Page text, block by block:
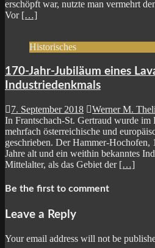
erschöpft war, nutzte man vermehrt
Vor […]
Historisches
170-Jahr-Jubiläum eines
Industriedenkmals
7. September 2018
Werner M.
In Frantschach-St. Gertraud wurde im
mehrfach österreichische und
geschrieben. Der Hammer-Hochofen,
Jahre alt und ein weithin bekanntes
Mittelalter, als das Gebiet der […]
Be the first to comment
Leave a Reply
Your email address will not be